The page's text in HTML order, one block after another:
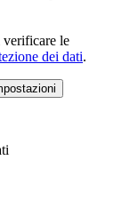
verificare le
dei dati.